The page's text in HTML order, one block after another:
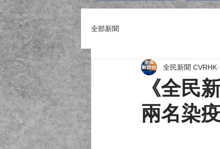
全部新聞
《全民
兩名染
全民新聞 CVRHK